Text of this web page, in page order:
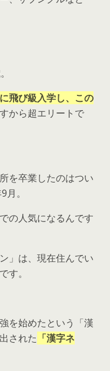
飛び級入学し、この
から超エリートで
を卒業したのはつい
。
の人気になるんです
」は、現在住んでい
す。
を始めたという「漢
された 「漢字ネ